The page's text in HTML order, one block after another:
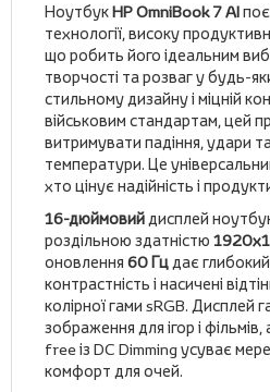
НоутбукHP OmniBook 7 AI
технології, високу
що робить його ідеальним
творчості та розваг у будь-
стильному дизайну і міцній
військовим стандартам, цей
витримувати падіння, удари
температури. Це
хто цінує надійність і
16-дюймовийдисплей
роздільною здатністю
оновлення 60 Гцдає
контрастність і насичені
колірної гами sRGB. Дисплей
зображення для ігор і
free із DC Dimming усуває
комфорт для очей.